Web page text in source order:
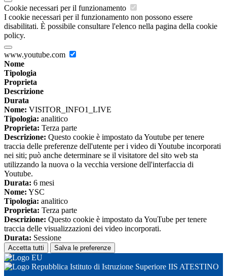
Cookie necessari per il funzionamento
I cookie necessari per il funzionamento non possono essere
disabilitati. È possibile consultare l'elenco nella pagina della cookie
policy.
www.youtube.com
Nome
Tipologia
Proprieta
Descrizione
Durata
Nome: VISITOR_INFO1_LIVE
Tipologia: analitico
Proprieta: Terza parte
Descrizione: Questo cookie è impostato da Youtube per tenere
traccia delle preferenze dell'utente per i video di Youtube incorporati
nei siti; può anche determinare se il visitatore del sito web sta
utilizzando la nuova o la vecchia versione dell'interfaccia di
Youtube.
Durata: 6 mesi
Nome: YSC
Tipologia: analitico
Proprieta: Terza parte
Descrizione: Questo cookie è impostato da YouTube per tenere
traccia delle visualizzazioni dei video incorporati.
Durata: Sessione
Accetta tutti Salva le preferenze
Istituto di Istruzione Superiore IIS ATESTINO